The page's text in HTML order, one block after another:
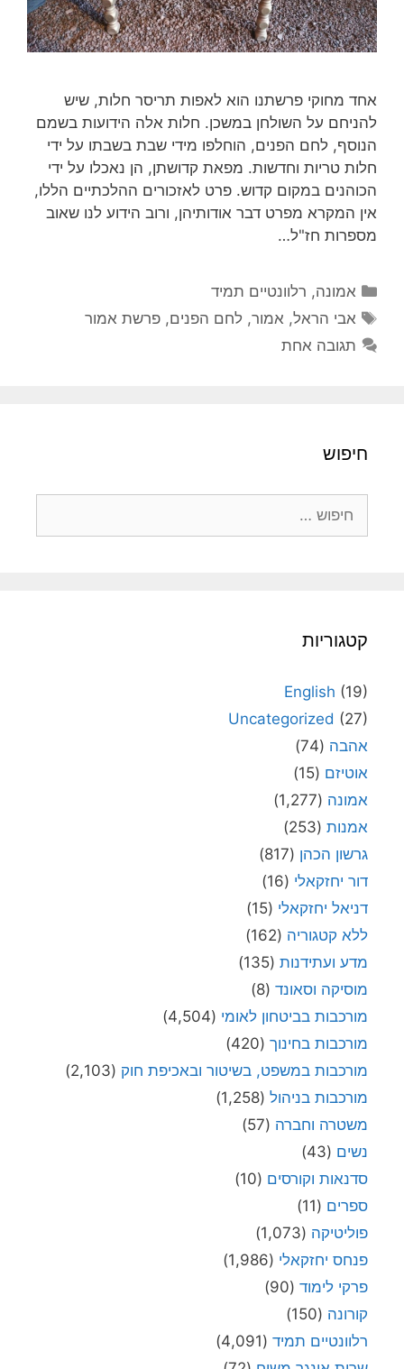
אחד מחוקי פרשתנו הוא לאפות תריסר חלות, שיש
להניחם על השולחן במשכן. חלות אלה הידועות בשמם
הנוסף, לחם הפנים, הוחלפו מידי שבת בשבתו על ידי
חלות טריות וחדשות. מפאת קדושתן, הן נאכלו על ידי
הכוהנים במקום קדוש. פרט לאזכורים ההלכתיים הללו,
אין המקרא מפרט דבר אודותיהן, ורוב הידוע לנו שאוב
מספרות חז"ל…
קטגוריות
אמונה, רלוונטיים תמיד
תגיות
אבי הראל, אמור, לחם הפנים,פרשת אמור
תגובה אחת
חיפוש
קטגוריות
English (19)
Uncategorized (27)
אהבה (74)
אוטיזם (15)
אמונה (1,277)
אמנות (253)
גרשון הכהן (817)
דור יחזקאלי (16)
דניאל יחזקאלי (15)
ללא קטגוריה (162)
מדע ועתידנות (135)
מוסיקה וסאונד (8)
מורכבות בביטחון לאומי (4,504)
מורכבות בחינוך (420)
מורכבות במשפט, בשיטור ובאכיפת חוק (2,103)
מורכבות בניהול (1,258)
משטרה וחברה (57)
נשים (43)
סדנאות וקורסים (10)
ספרים (11)
פוליטיקה (1,073)
פנחס יחזקאלי (1,986)
פרקי לימוד (90)
קורונה (150)
רלוונטיים תמיד (4,091)